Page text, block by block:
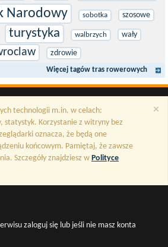
Narodowy sobotka szosowe
turystyka walbrzych wały
zdrowie
Więcej tagów tras rowerowych
×
technologii m.in. w celach:
statystyk. Korzystanie z witryny bez
oznacza, że będą one
końcowym. Pamiętaj, że zawsze
Szczegóły znajdziesz w Polityce
zaloguj się lub jeśli nie masz konta